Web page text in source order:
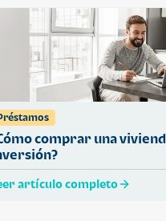
comprar una
artículo completo